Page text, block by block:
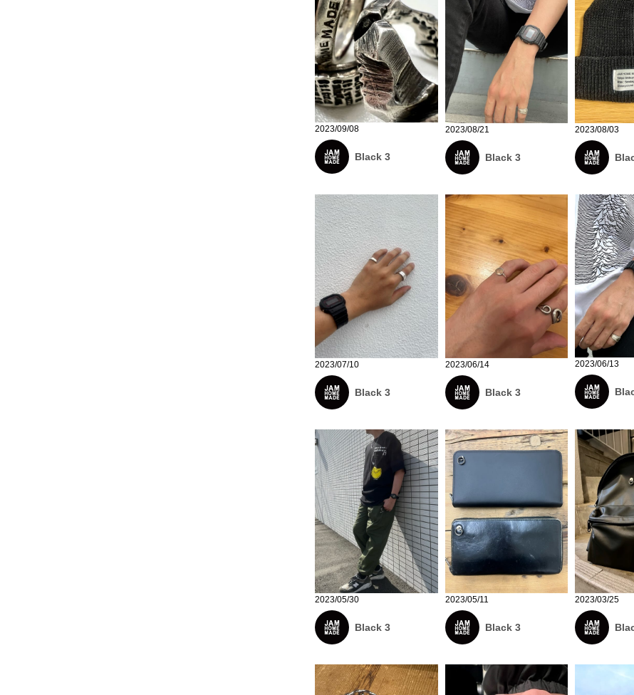
2023/09/08
Black 3
2023/08/21
Black 3
2023/08/03
2023/07/10
Black 3
2023/06/14
Black 3
2023/06/13
2023/05/30
Black 3
2023/05/11
Black 3
2023/03/25